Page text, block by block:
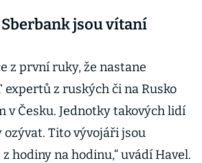
jsou vítaní
z první ruky, že nastane
z ruských či na Rusko
v Česku. Jednotky takových lidí
ozývat. Tito vývojáři jsou
hodiny na hodinu,“ uvádí Havel.